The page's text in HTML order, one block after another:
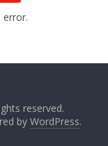
error.
reserved.
by WordPress.